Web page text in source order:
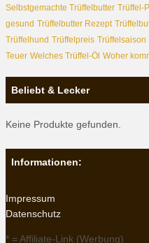
Selbstgemachte Trüffelbutter Trüffel-
gesund Trüffelbutter Rezept
Trüffelhund Trüffelpreis Trüffelsaison
Teuer Welches Trüffel-Öl Woher
Beliebt & Lecker
Keine Produkte gefunden.
Informationen:
Impressum
Datenschutz
* = Affiliate-Link (Werbung)